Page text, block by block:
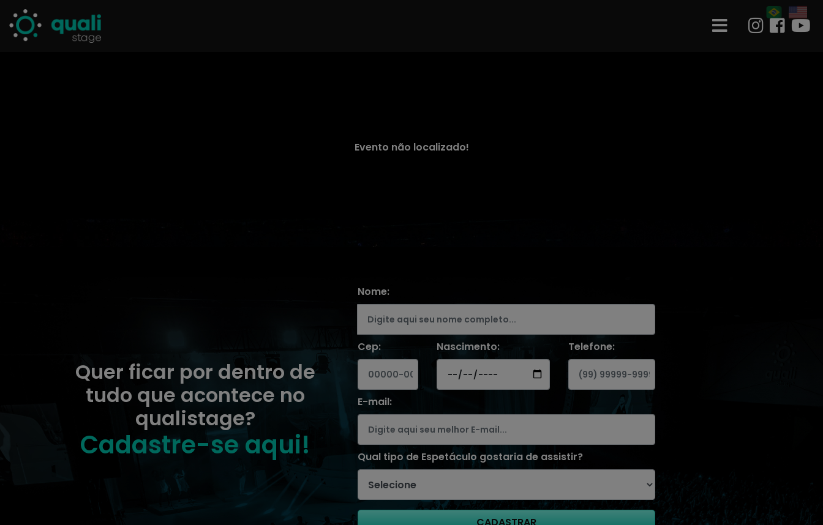
Evento não localizado!
Quer ficar por dentro de
tudo que acontece no
qualistage?
Cadastre-se aqui!
Nome:
Cep: Nascimento: Telefone:
E-mail:
Qual tipo de Espetáculo gostaria de assistir?